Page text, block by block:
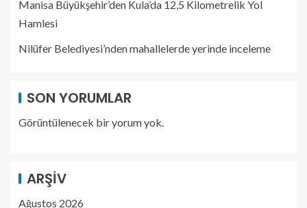
Manisa Büyükşehir’den Kula’da 12,5 Kilometrelik Yol
Hamlesi
Nilüfer Belediyesi’nden mahallelerde yerinde inceleme
SON YORUMLAR
Görüntülenecek bir yorum yok.
ARŞIV
Ağustos 2026